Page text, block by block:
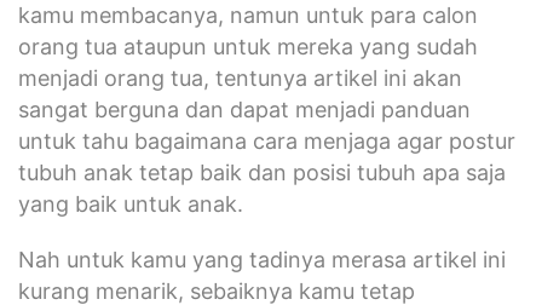
kamu membacanya, namun untuk para calon
orang tua ataupun untuk mereka yang sudah
menjadi orang tua, tentunya artikel ini akan
sangat berguna dan dapat menjadi panduan
untuk tahu bagaimana cara menjaga agar postur
tubuh anak tetap baik dan posisi tubuh apa saja
yang baik untuk anak.
Nah untuk kamu yang tadinya merasa artikel ini
kurang menarik, sebaiknya kamu tetap